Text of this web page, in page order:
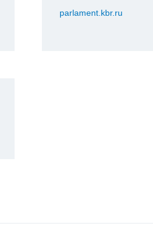
parlament.kbr.ru